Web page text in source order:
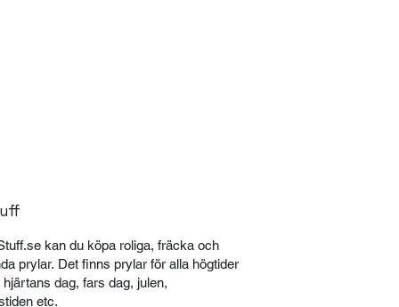
kan du köpa roliga, fräcka och
prylar. Det finns prylar för alla högtider
dag, fars dag, julen,
etc.